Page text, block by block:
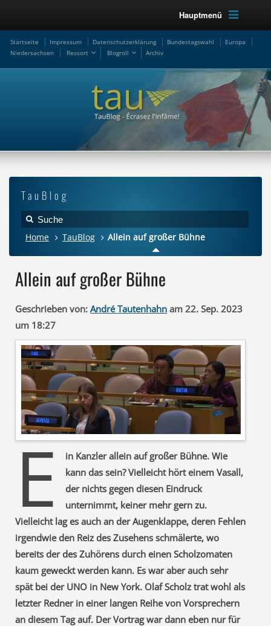
Hauptmenü
Startseite Impressum Datenschutzerklärung Bundestagswahl
Europa
Niedersachsen
Ressort Blogroll Archiv
TauBlog
Home TauBlog Allein auf großer Bühne
Allein auf großer Bühne
Geschrieben von: André Tautenhahn am 22. Sep. 2023
um 18:27
E
in Kanzler allein auf großer Bühne. Wie
kann das sein? Vielleicht hört einem Vasall,
der nichts gegen diesen Eindruck
unternimmt, keiner mehr gern zu.
Vielleicht lag es auch an der Augenklappe, deren Fehlen
irgendwie den Reiz des Zusehens schmälerte, wo
bereits der des Zuhörens durch einen Scholzomaten
kaum geweckt werden kann. Es war aber auch sehr
spät bei der UNO in New York. Olaf Scholz trat wohl als
letzter Redner in einer langen Reihe von Vorsprechern
an diesem Tag auf. Der Vortrag war dann eben nur für